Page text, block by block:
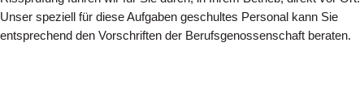
Unser speziell für diese Aufgaben geschultes Personal kann Sie
entsprechend den Vorschriften der Berufsgenossenschaft beraten.